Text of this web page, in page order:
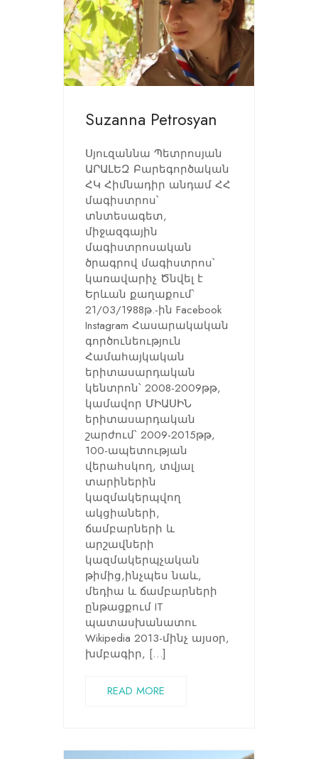
Suzanna Petrosyan
Սյուզաննա Պետրոսյան
ԱՐԱԼԵԶ Բարեգործական
ՀԿ Հիմնադիր անդամ ՀՀ
մագիստրոս՝
տնտեսագետ,
միջազգային
մագիստրոսական
ծրագրով մագիստրոս՝
կառավարիչ Ծնվել է
Երևան քաղաքում՝
21/03/1988թ.-ին Facebook
Instagram Հասարակական
գործունեություն
Համահայկական
երիտասարդական
կենտրոն՝ 2008-2009թթ,
կամավոր ՄԻԱՍԻՆ
երիտասարդական
շարժում՝ 2009-2015թթ,
100-ապետության
վերահսկող, տվյալ
տարիներին
կազմակերպվող
ակցիաների,
ճամբարների և
արշավների
կազմակերպչական
թիմից,ինչպես նաև,
մեդիա և ճամբարների
ընթացքում IT
պատասխանատու
Wikipedia 2013-մինչ այսօր,
խմբագիր, […]
READ MORE